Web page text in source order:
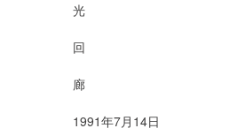
光
回
廊
1991年7月14日